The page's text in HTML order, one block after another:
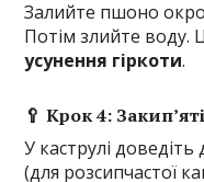
Залийте пшоно
Потім злийте воду.
усунення гіркоти.
🥄 Крок 4:
У каструлі
(для розсипчастої